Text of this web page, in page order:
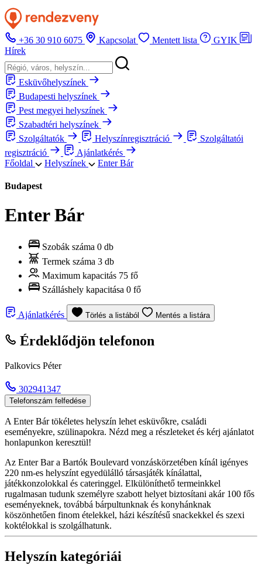
+36 30 910 6075 Kapcsolat Mentett lista
GYIK
Hírek
Esküvőhelyszínek
Budapesti helyszínek
Pest megyei helyszínek
Szabadtéri helyszínek
Szolgáltatók
Helyszínregisztráció
Szolgáltatói
regisztráció
Ajánlatkérés
Főoldal
Helyszínek Enter Bár
Budapest
Enter Bár
Szobák száma 0 db
Termek száma 3 db
Maximum kapacitás 75 fő
Szálláshely kapacitása 0 fő
Ajánlatkérés Törlés a listából Mentés a listára
Érdeklődjön telefonon
Palkovics Péter
302941347
Telefonszám felfedése
A Enter Bár tökéletes helyszín lehet esküvőkre, családi
eseményekre, szülinapokra. Nézd meg a részleteket és kérj ajánlatot
honlapunkon keresztül!
Az Enter Bar a Bartók Boulevard vonzáskörzetében kínál igényes
220 nm-es helyszínt egyedülálló társasjáték kínálattal,
játékkonzolokkal és cateringgel. Elkülöníthető termeinkkel
rugalmasan tudunk személyre szabott helyet biztosítani akár 100 fős
eseményeknek, továbbá bárpultunknak és konyhánknak
köszönhetően finom ételekkel, házi készítésű snackekkel és szexi
koktélokkal is szolgálhatunk.
Helyszín kategóriái